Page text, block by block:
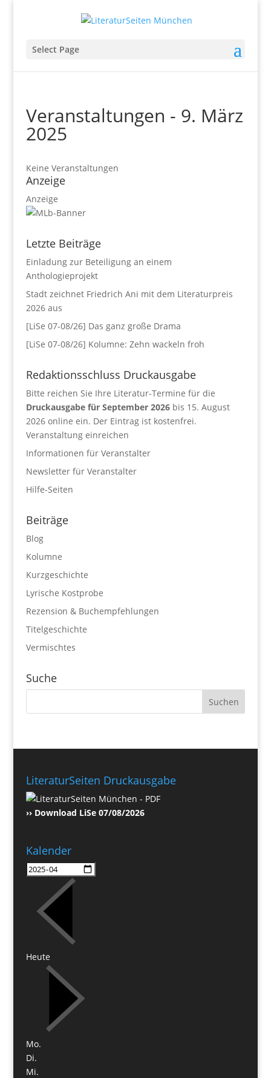
Select Page
Veranstaltungen - 9. März
2025
Keine Veranstaltungen
Anzeige
Anzeige
Letzte Beiträge
Einladung zur Beteiligung an einem
Anthologieprojekt
Stadt zeichnet Friedrich Ani mit dem Literaturpreis
2026 aus
[LiSe 07-08/26] Das ganz große Drama
[LiSe 07-08/26] Kolumne: Zehn wackeln froh
Redaktionsschluss Druckausgabe
Bitte reichen Sie Ihre Literatur-Termine für die
Druckausgabe für September 2026bis 15. August
2026 online ein. Der Eintrag ist kostenfrei.
Veranstaltung einreichen
Informationen für Veranstalter
Newsletter für Veranstalter
Hilfe-Seiten
Beiträge
Blog
Kolumne
Kurzgeschichte
Lyrische Kostprobe
Rezension & Buchempfehlungen
Titelgeschichte
Vermischtes
Suche
LiteraturSeiten Druckausgabe
›› Download LiSe 07/08/2026
Kalender
Heute
Mo.
Di.
Mi.